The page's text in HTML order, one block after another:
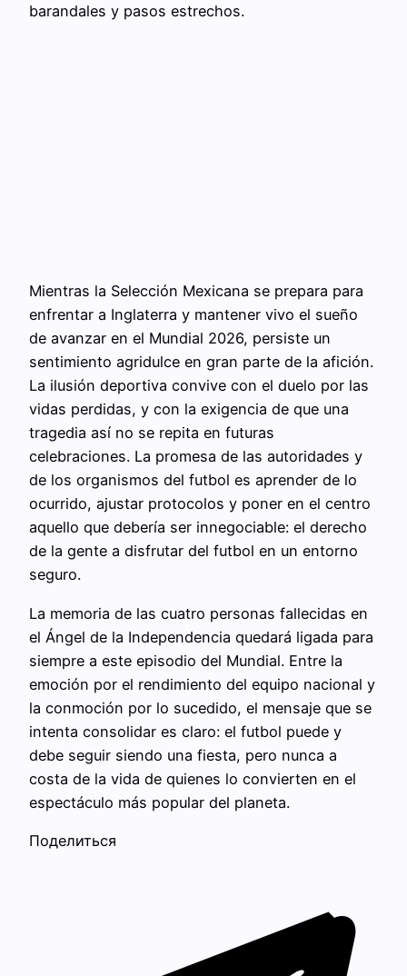
barandales y pasos estrechos.
Mientras la Selección Mexicana se prepara para
enfrentar a Inglaterra y mantener vivo el sueño
de avanzar en el Mundial 2026, persiste un
sentimiento agridulce en gran parte de la afición.
La ilusión deportiva convive con el duelo por las
vidas perdidas, y con la exigencia de que una
tragedia así no se repita en futuras
celebraciones. La promesa de las autoridades y
de los organismos del futbol es aprender de lo
ocurrido, ajustar protocolos y poner en el centro
aquello que debería ser innegociable: el derecho
de la gente a disfrutar del futbol en un entorno
seguro.
La memoria de las cuatro personas fallecidas en
el Ángel de la Independencia quedará ligada para
siempre a este episodio del Mundial. Entre la
emoción por el rendimiento del equipo nacional y
la conmoción por lo sucedido, el mensaje que se
intenta consolidar es claro: el futbol puede y
debe seguir siendo una fiesta, pero nunca a
costa de la vida de quienes lo convierten en el
espectáculo más popular del planeta.
Поделиться